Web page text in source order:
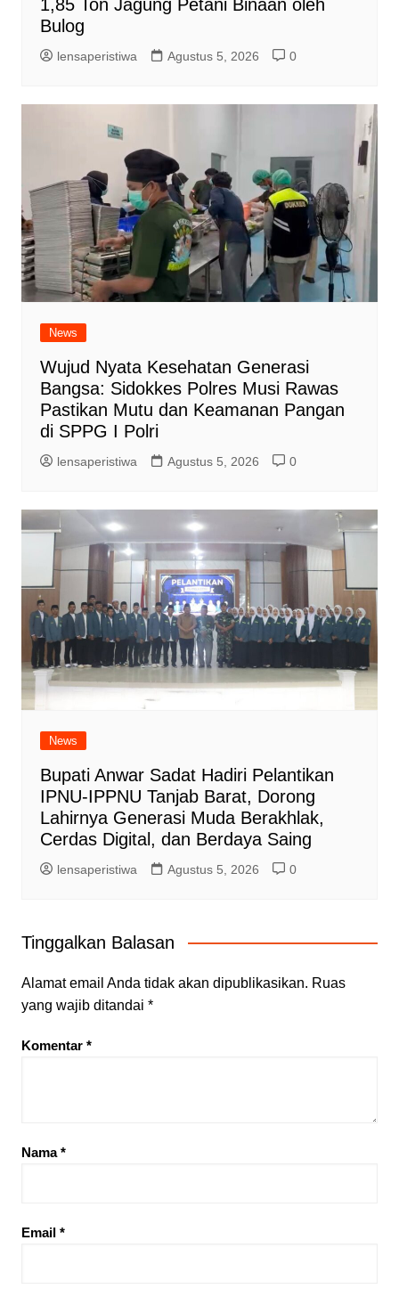
1,85 Ton Jagung Petani Binaan oleh
Bulog
lensaperistiwa Agustus 5, 2026 0
News
Wujud Nyata Kesehatan Generasi
Bangsa: Sidokkes Polres Musi Rawas
Pastikan Mutu dan Keamanan Pangan
di SPPG I Polri
lensaperistiwa Agustus 5, 2026 0
News
Bupati Anwar Sadat Hadiri Pelantikan
IPNU-IPPNU Tanjab Barat, Dorong
Lahirnya Generasi Muda Berakhlak,
Cerdas Digital, dan Berdaya Saing
lensaperistiwa Agustus 5, 2026 0
Tinggalkan Balasan
Alamat email Anda tidak akan dipublikasikan. Ruas
yang wajib ditandai *
Komentar *
Nama*
Email *